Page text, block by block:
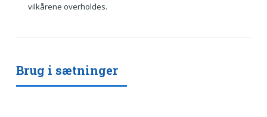
vilkårene overholdes.
Brug i sætninger